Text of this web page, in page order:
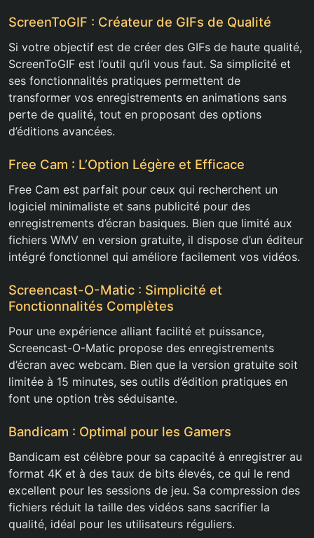
ScreenToGIF : Créateur de GIFs de Qualité
Si votre objectif est de créer des GIFs de haute qualité,
ScreenToGIF est l’outil qu’il vous faut. Sa simplicité et
ses fonctionnalités pratiques permettent de
transformer vos enregistrements en animations sans
perte de qualité, tout en proposant des options
d’éditions avancées.
Free Cam : L’Option Légère et Efficace
Free Cam est parfait pour ceux qui recherchent un
logiciel minimaliste et sans publicité pour des
enregistrements d’écran basiques. Bien que limité aux
fichiers WMV en version gratuite, il dispose d’un éditeur
intégré fonctionnel qui améliore facilement vos vidéos.
Screencast-O-Matic : Simplicité et
Fonctionnalités Complètes
Pour une expérience alliant facilité et puissance,
Screencast-O-Matic propose des enregistrements
d’écran avec webcam. Bien que la version gratuite soit
limitée à 15 minutes, ses outils d’édition pratiques en
font une option très séduisante.
Bandicam : Optimal pour les Gamers
Bandicam est célèbre pour sa capacité à enregistrer au
format 4K et à des taux de bits élevés, ce qui le rend
excellent pour les sessions de jeu. Sa compression des
fichiers réduit la taille des vidéos sans sacrifier la
qualité, idéal pour les utilisateurs réguliers.